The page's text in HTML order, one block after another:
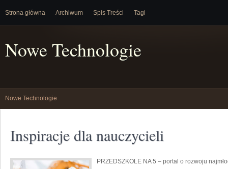
Strona główna Archiwum Spis Treści Tagi
Nowe Technologie
Nowe Technologie
Inspiracje dla nauczycieli
PRZEDSZKOLE NA 5 – portal o rozwoju